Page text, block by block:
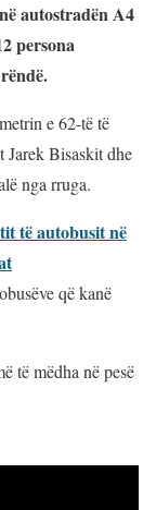
autostradën A4
persona
e 62-të të
Jarek Bisaskit dhe
nga rruga.
të autobusit në
që kanë
të mëdha në pesë